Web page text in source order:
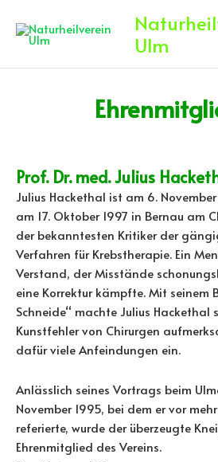
Inhalt
springen
Ulm
Prof. Dr. med. Julius
Julius Hackethal ist am 6.
am 17. Oktober 1997 in Bernau am
der bekanntesten Kritiker der
Verfahren für Krebstherapie. Ein
Verstand, der Misstände
eine Korrektur kämpfte. Mit seinem
Schneide“ machte Julius Hackethal
Kunstfehler von Chirurgen
dafür viele Anfeindungen ein.
Anlässlich seines Vortrags beim
November 1995, bei dem er vor
referierte, wurde der überzeugte
Ehrenmitglied des Vereins.